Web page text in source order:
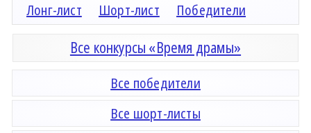
Лонг-лист
Шорт-лист Победители
Все конкурсы «Время драмы»
Все победители
Все шорт-листы